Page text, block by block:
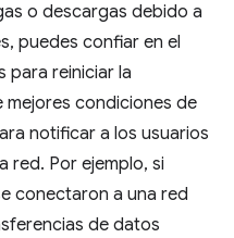
o descargas debido a
puedes confiar en el
para reiniciar la
condiciones de
notificar a los usuarios
red. Por ejemplo, si
conectaron a una red
de datos